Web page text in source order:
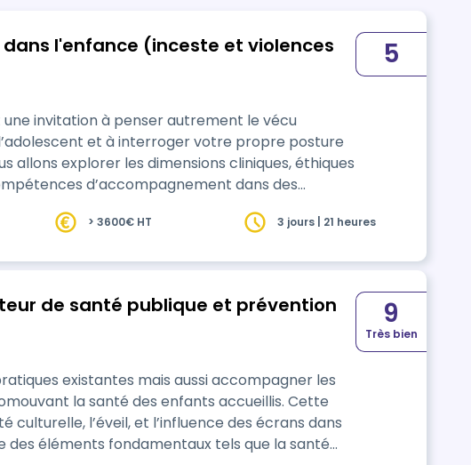
l'enfance (inceste et violences
invitation à penser autrement le vécu
et à interroger votre propre posture
allons explorer les dimensions cliniques, éthiques
d’accompagnement dans des
adaptée et renforcer votre travail en
5
> 3600€ HT 3 jours | 21 heures
de santé publique et prévention
existantes mais aussi accompagner les
la santé des enfants accueillis. Cette
culturelle, l’éveil, et l’influence des écrans dans
des éléments fondamentaux tels que la santé
9
Très bien